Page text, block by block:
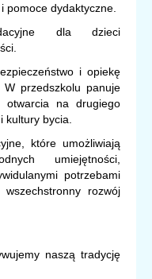
pomoce dydaktyczne.
dla dzieci
i opiekę
przedszkolu panuje
otwarcia na drugiego
kultury bycia.
które umożliwiają
umiejętności,
potrzebami
rozwój
naszą tradycję